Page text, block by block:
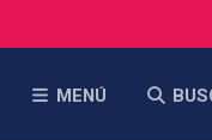
MENÚ